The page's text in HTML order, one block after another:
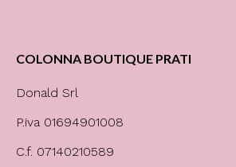
COLONNA BOUTIQUE PRATI
Donald Srl
P.iva 01694901008
C.f. 07140210589